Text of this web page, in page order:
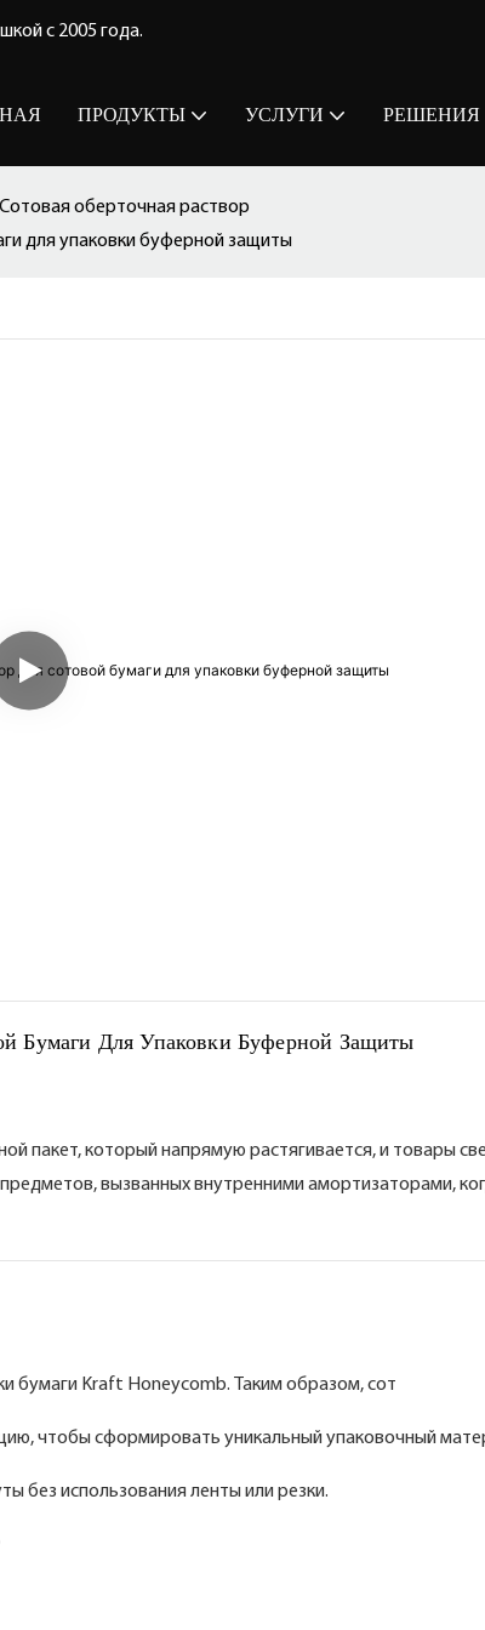
с 2005 года.
ПРОДУКТЫ УСЛУГИ РЕШЕНИЯ
Сотовая оберточная раствор
для упаковки буферной защиты
Бумаги Для Упаковки Буферной Защиты
пакет, который напрямую растягивается, и товары
вызванных внутренними амортизаторами,
бумаги Kraft Honeycomb. Таким образом, сот
чтобы сформировать уникальный упаковочный
без использования ленты или резки.